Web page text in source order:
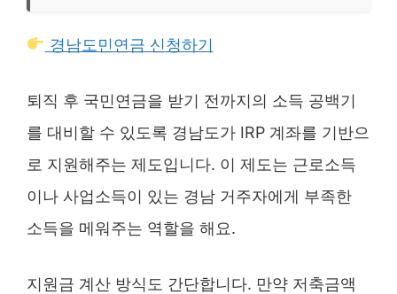
경남도민연금 신청하기
퇴직 후 국민연금을 받기 전까지의 소득 공백기
를 대비할 수 있도록 경남도가 IRP 계좌를 기반으
로 지원해주는 제도입니다. 이 제도는 근로소득
이나 사업소득이 있는 경남 거주자에게 부족한
소득을 메워주는 역할을 해요.
지원금 계산 방식도 간단합니다. 만약 저축금액